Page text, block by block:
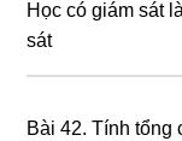
Học có giám sát
sát
Bài 42. Tính tổng